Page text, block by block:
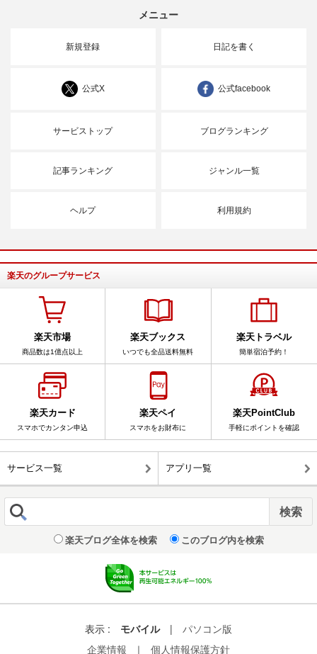
メニュー
新規登録 日記を書く
公式X 公式facebook
サービストップ ブログランキング
記事ランキング ジャンル一覧
ヘルプ 利用規約
楽天のグループサービス
楽天市場
商品数は1億点以上
楽天ブックス
いつでも全品送料無料
楽天トラベル
簡単宿泊予約！
楽天カード
スマホでカンタン申込
楽天ペイ
スマホをお財布に
楽天PointClub
手軽にポイントを確認
サービス一覧 アプリ一覧
楽天ブログ全体を検索 このブログ内を検索
表示 : モバイル |
パソコン版
企業情報
｜ 個人情報保護方針